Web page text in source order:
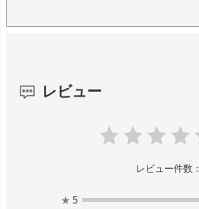
レビュー
レビュー件数：
★ 5